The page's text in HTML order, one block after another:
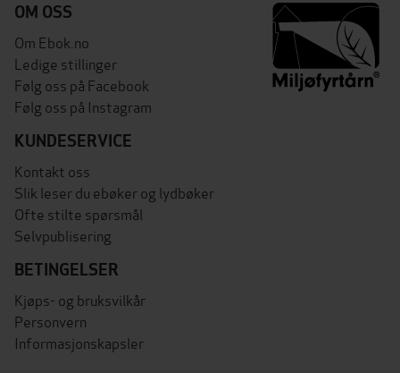
OM OSS
Om Ebok.no
Ledige stillinger
Følg oss på Facebook
Følg oss på Instagram
KUNDESERVICE
Kontakt oss
Slik leser du ebøker og lydbøker
Ofte stilte spørsmål
Selvpublisering
BETINGELSER
Kjøps- og bruksvilkår
Personvern
Informasjonskapsler